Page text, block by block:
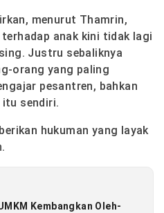
menurut Thamrin,
anak kini tidak lagi
Justru sebaliknya
orang yang paling
pesantren, bahkan
sendiri.
hukuman yang layak
Kembangkan Oleh-